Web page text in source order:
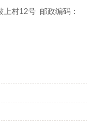
上村12号 邮政编码：